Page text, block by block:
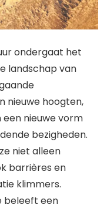
ondergaat het
landschap van
nieuwe hoogten,
nieuwe vorm
bezigheden.
niet alleen
barrières en
klimmers.
beleeft een